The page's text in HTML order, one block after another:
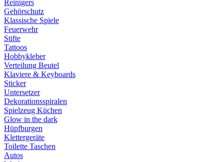
Reinigers
Gehörschutz
Klassische Spiele
Feuerwehr
Stifte
Tattoos
Hobbykleber
Verteilung Beutel
Klaviere & Keyboards
Sticker
Untersetzer
Dekorationsspiralen
Spielzeug Küchen
Glow in the dark
Hüpfburgen
Klettergeräte
Toilette Taschen
Autos